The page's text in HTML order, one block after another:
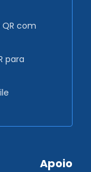
com
para
Apoio